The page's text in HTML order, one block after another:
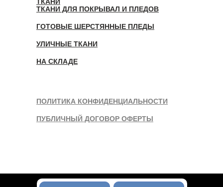
ПОЛИТИКА КОНФИДЕНЦИАЛЬНОСТИ
ТКАНИ ДЛЯ ПОКРЫВАЛ И ПЛЕДОВ
ГОТОВЫЕ ШЕРСТЯННЫЕ ПЛЕДЫ
УЛИЧНЫЕ ТКАНИ
НА СКЛАДЕ
ПУБЛИЧНЫЙ ДОГОВОР ОФЕРТЫ